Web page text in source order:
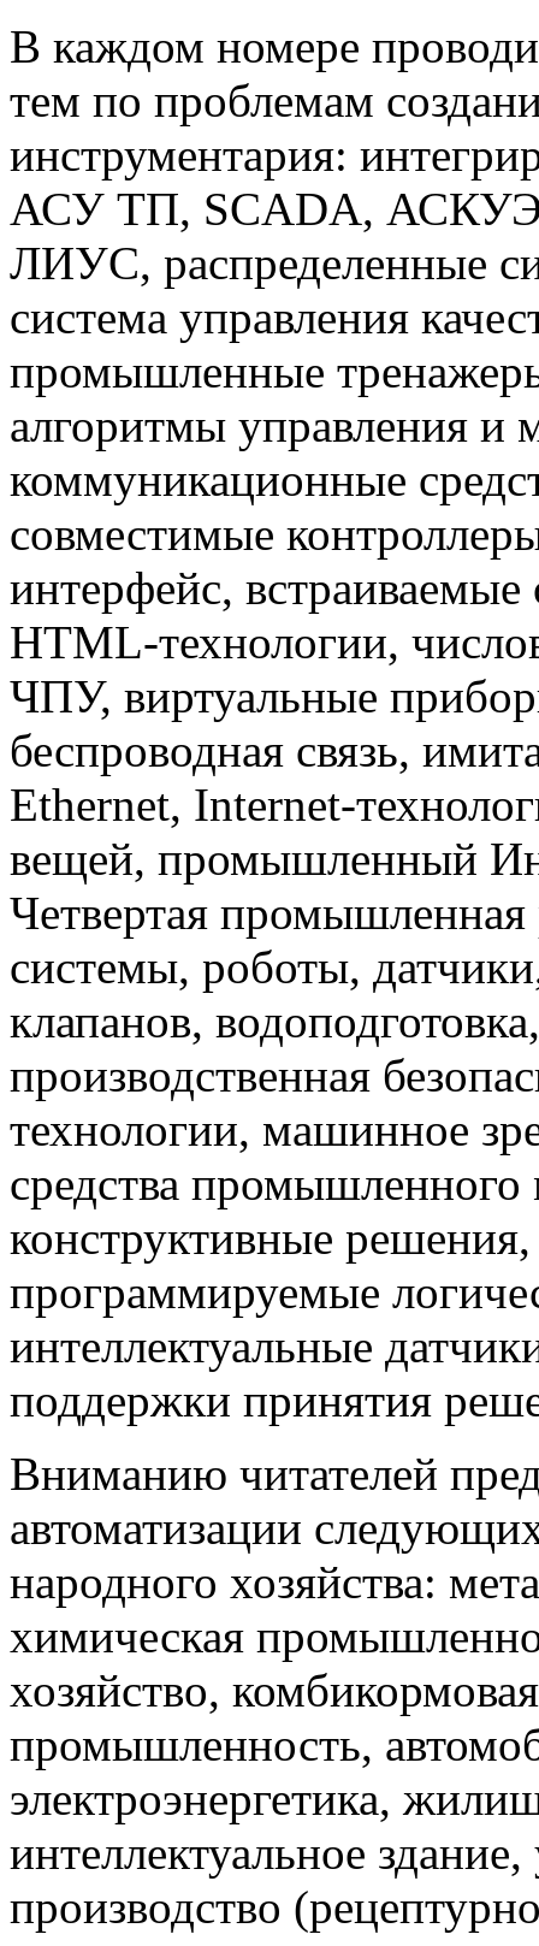
В каждом номере
тем по проблемам
инструментария:
АСУ ТП, SCADA,
ЛИУС, распределенные
система управления
промышленные
алгоритмы управления и
коммуникационные
совместимые
интерфейс,
HTML-технологии,
ЧПУ, виртуальные
беспроводная связь,
Ethernet, Internet-
вещей, промышленный
Четвертая
системы, роботы,
клапанов,
производственная
технологии, машинное
средства
конструктивные
программируемые
интеллектуальные
поддержки принятия
Вниманию читателей
автоматизации
народного хозяйства:
химическая
хозяйство,
промышленность,
электроэнергетика,
интеллектуальное
производство